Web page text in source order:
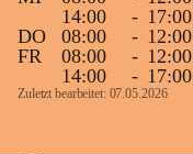
14:00
- 17:00
DO
08:00 - 12:00
FR
08:00 - 12:00
14:00
- 17:00
Zuletzt bearbeitet: 07.05.2026